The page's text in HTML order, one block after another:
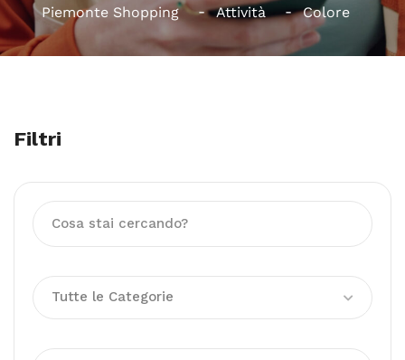
Piemonte Shopping Attività Colore
Filtri
Tutte le Categorie